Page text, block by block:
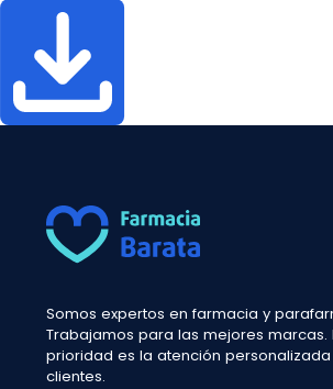
Somos expertos en farmacia y
Trabajamos para las mejores marcas.
prioridad es la atención
clientes.